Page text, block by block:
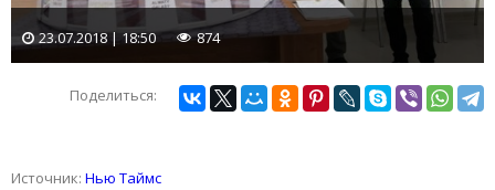
23.07.2018 | 18:50 874
Поделиться:
Источник: Нью Таймс